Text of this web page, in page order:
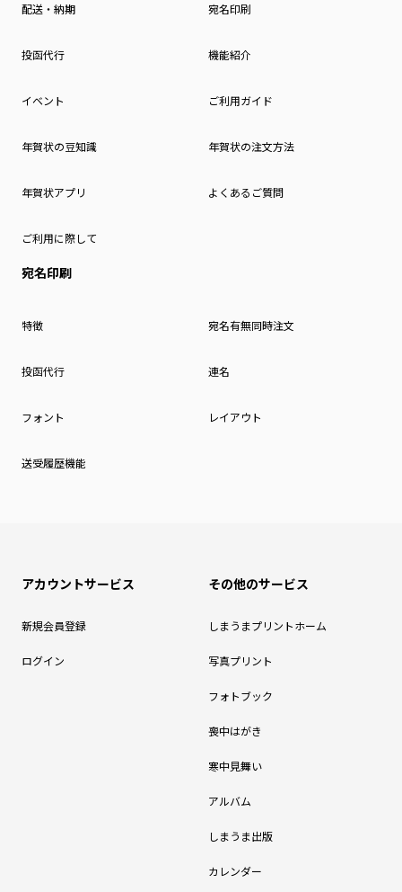
配送・納期 宛名印刷
投函代行 機能紹介
イベント ご利用ガイド
年賀状の豆知識 年賀状の注文方法
年賀状アプリ よくあるご質問
ご利用に際して
宛名印刷
特徴 宛名有無同時注文
投函代行 連名
フォント レイアウト
送受履歴機能
アカウントサービス
新規会員登録
ログイン
その他のサービス
しまうまプリントホーム
写真プリント
フォトブック
喪中はがき
寒中見舞い
アルバム
しまうま出版
カレンダー